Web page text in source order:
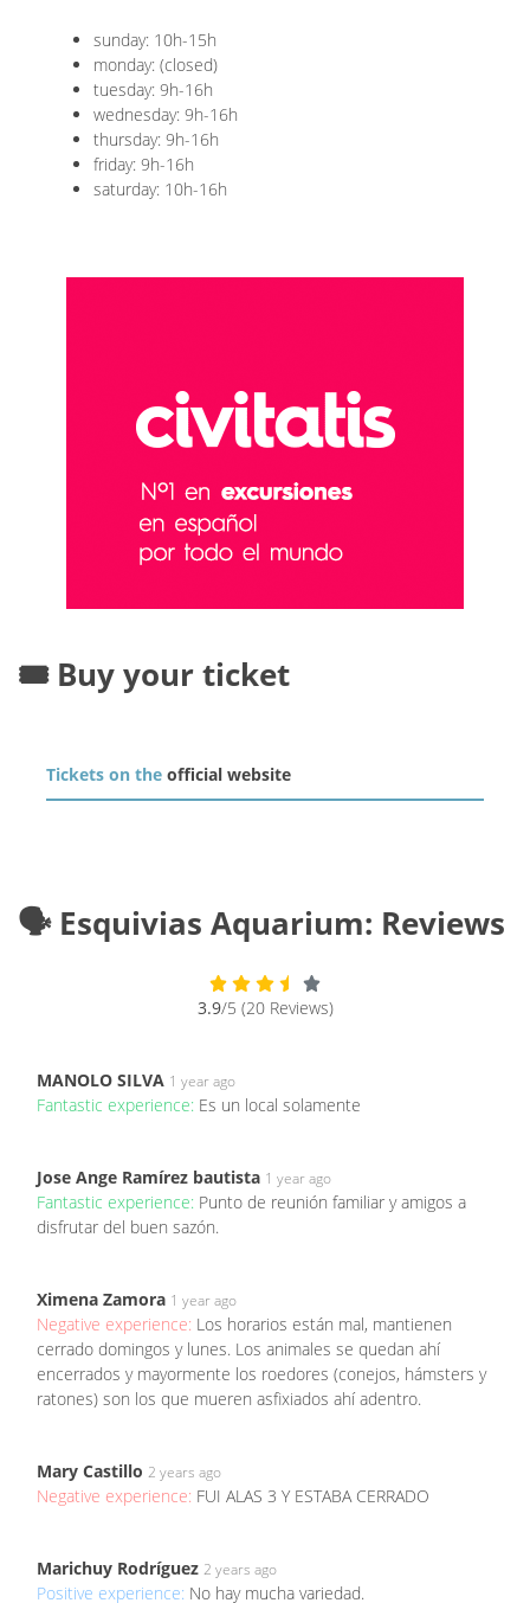
sunday: 10h-15h
monday: (closed)
tuesday: 9h-16h
wednesday: 9h-16h
thursday: 9h-16h
friday: 9h-16h
saturday: 10h-16h
🎟️ Buy your ticket
Tickets on the official website
🗣️ Esquivias Aquarium: Reviews
3.9/5 (20 Reviews)
MANOLO SILVA 1 year ago
Fantastic experience: Es un local solamente
Jose Ange Ramírez bautista 1 year ago
Fantastic experience: Punto de reunión familiar y amigos a
disfrutar del buen sazón.
Ximena Zamora 1 year ago
Negative experience: Los horarios están mal, mantienen
cerrado domingos y lunes. Los animales se quedan ahí
encerrados y mayormente los roedores (conejos, hámsters y
ratones) son los que mueren asfixiados ahí adentro.
Mary Castillo 2 years ago
Negative experience: FUI ALAS 3 Y ESTABA CERRADO
Marichuy Rodríguez 2 years ago
Positive experience: No hay mucha variedad.